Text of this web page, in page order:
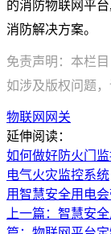
的消防物联网平
消防解决方案。
免责声明：本栏
如涉及版权问题，
物联网网关
延伸阅读：
如何做好防火门
电气火灾监控系统
用智慧安全用电
上一篇：智慧安